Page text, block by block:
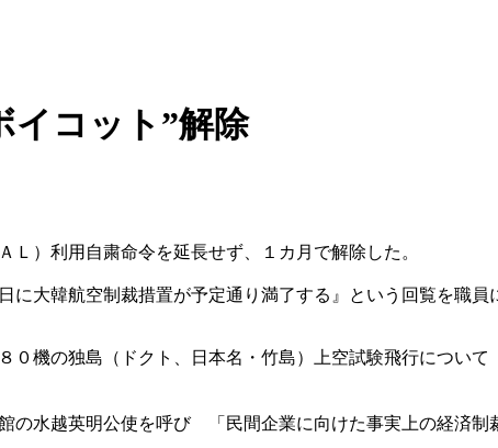
コット”解除
）利用自粛命令を延長せず、１カ月で解除した。
に大韓航空制裁措置が予定通り満了する』という回覧を職員
０機の独島（ドクト、日本名・竹島）上空試験飛行につい
の水越英明公使を呼び 「民間企業に向けた事実上の経済制